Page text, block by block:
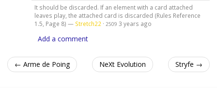
It should be discarded. If an element with a card attached
leaves play, the attached card is discarded (Rules Reference
1.5, Page 8) — Stretch22 · 2509 3 years ago
Add a comment
← Arme de Poing NeXt Evolution Stryfe →